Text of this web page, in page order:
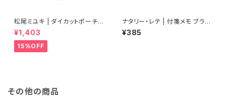
松尾ミユキ | ダイカットポーチ |
Diecut pouch Bushy
¥1,403
15%OFF
ナタリー・レテ | 付箋メモ ブラン
シュ | Sticky memo BLANC
HE
¥385
その他の商品